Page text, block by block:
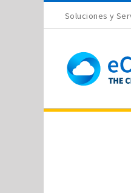
Soluciones y